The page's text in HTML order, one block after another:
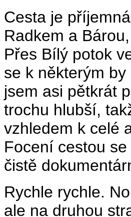
Cesta je
Radkem a
Přes Bílý potok
se k některým
jsem asi pětkrát
trochu hlubší,
vzhledem k celé
Focení cestou
čistě
Rychle rychle.
ale na druhou